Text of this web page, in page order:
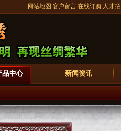
网站地图 客户留言 在线订购 人才
新闻资讯
品中心